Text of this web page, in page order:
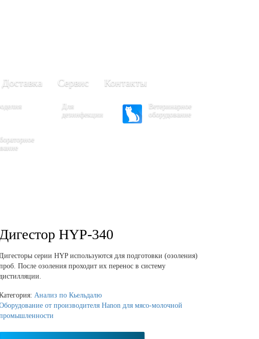
Доставка Сервис Контакты
Для
дезинфекции
Ветеринарное
оборудование
Дигестор HYP-340
серии HYP используются для подготовки (озоления)
После озоления проходит их перенос в систему
Анализ по Кьельдалю
от производителя Hanon для мясо-молочной